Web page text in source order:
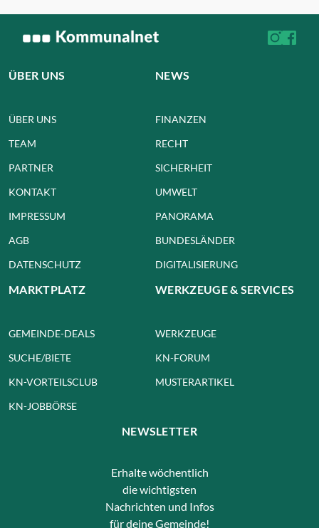
ÜBER UNS
ÜBER UNS
TEAM
PARTNER
KONTAKT
IMPRESSUM
AGB
DATENSCHUTZ
NEWS
FINANZEN
RECHT
SICHERHEIT
UMWELT
PANORAMA
BUNDESLÄNDER
DIGITALISIERUNG
MARKTPLATZ
GEMEINDE-DEALS
SUCHE/BIETE
KN-VORTEILSCLUB
KN-JOBBÖRSE
WERKZEUGE & SERVICES
WERKZEUGE
KN-FORUM
MUSTERARTIKEL
NEWSLETTER
Erhalte wöchentlich
die wichtigsten
Nachrichten und Infos
für deine Gemeinde!